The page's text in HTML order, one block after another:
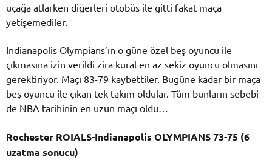
uçağa atlarken diğerleri otobüs ile gitti fakat maça
yetişemediler.
Indianapolis Olympians’ın o güne özel beş oyuncu ile
çıkmasına izin verildi zira kural en az sekiz oyuncu olmasını
gerektiriyor. Maçı 83-79 kaybettiler. Bugüne kadar bir maça
beş oyuncu ile çıkan tek takım oldular. Tüm bunların sebebi
de NBA tarihinin en uzun maçı oldu…
Rochester ROIALS-Indianapolis OLYMPIANS 73-75 (6
uzatma sonucu)